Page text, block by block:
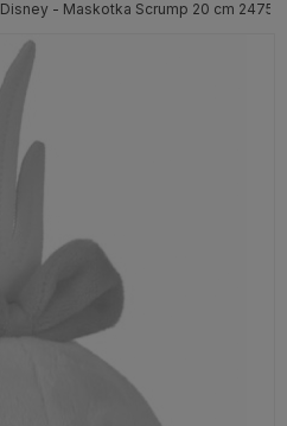
Disney - Maskotka Scrump 20 cm 24753